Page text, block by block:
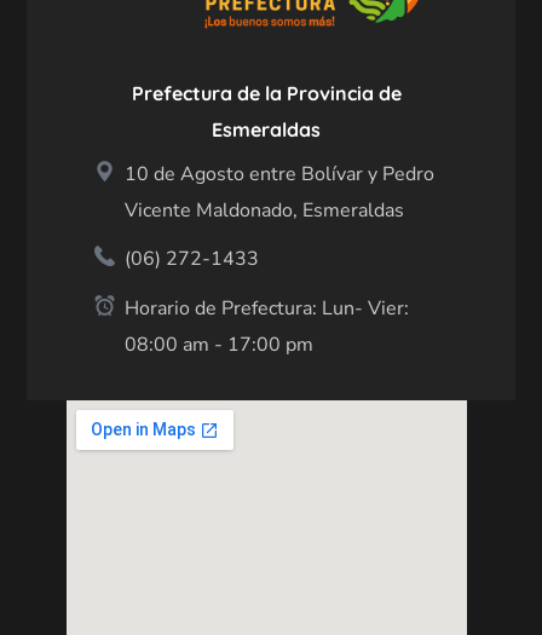
Prefectura de la Provincia de
Esmeraldas
10 de Agosto entre Bolívar y Pedro
Vicente Maldonado, Esmeraldas
(06) 272-1433
Horario de Prefectura: Lun- Vier:
08:00 am - 17:00 pm